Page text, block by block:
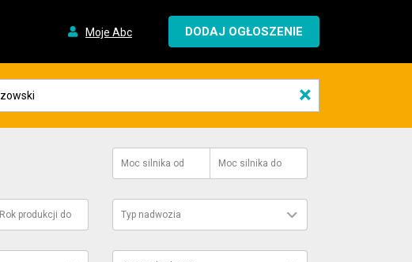
Moje Abc DODAJ OGŁOSZENIE
×
Moc silnika od Moc silnika do
Rok produkcji do Typ nadwozia